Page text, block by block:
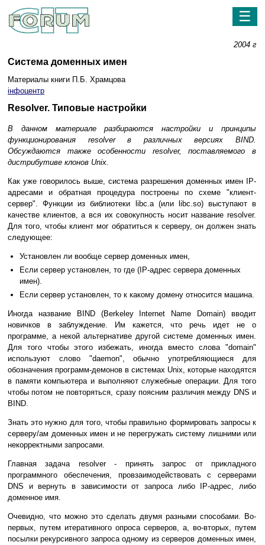
☰
2004 г
Система доменных имен
Материалы книги П.Б. Храмцова
iнфоцентр
Resolver. Типовые настройки
В данном материале разбираются настройки и принципы
функционирования resolver в различных версиях BIND.
Обсуждаются также особенности resolver, поставляемого в
дистрибутиве клонов Unix.
Как уже говорилось выше, система разрешения доменных имен IP-
адресами и обратная процедура построены по схеме "клиент-
сервер". Функции из библиотеки libc.a (или libc.so) выступают в
качестве клиентов, а вся их совокупность носит название resolver.
Для того, чтобы клиент мог обратиться к серверу, он должен знать
следующее:
Установлен ли вообще сервер доменных имен,
Если сервер установлен, то где (IP-адрес сервера доменных
имен).
Если сервер установлен, то к какому домену относится машина.
Иногда название BIND (Berkeley Internet Name Domain) вводит
новичков в заблуждение. Им кажется, что речь идет не о
программе, а некой альтернативе другой системе доменных имен.
Для того чтобы этого избежать, иногда вместо слова "domain"
используют слово "daemon", обычно употребляющиеся для
обозначения программ-демонов в системах Unix, которые находятся
в памяти компьютера и выполняют служебные операции. Для того
чтобы потом не повторяться, сразу поясним различия между DNS и
BIND.
Знать это нужно для того, чтобы правильно формировать запросы к
серверу/ам доменных имен и не перегружать систему лишними или
некорректными запросами.
Главная задача resolver - принять запрос от прикладного
программного обеспечения, провзаимодействовать с серверами
DNS и вернуть в зависимости от запроса либо IP-адрес, либо
доменное имя.
Очевидно, что можно это сделать двумя разными способами. Во-
первых, путем итеративного опроса серверов, а, во-вторых, путем
посылки рекурсивного запроса одному из серверов доменных имен,